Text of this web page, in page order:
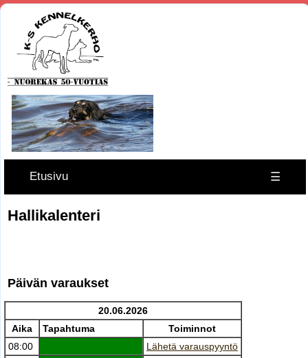
Etusivu ☰
Hallikalenteri
Päivän varaukset
20.06.2026
Aika
Tapahtuma
Toiminnot
08:00
Lähetä varauspyyntö